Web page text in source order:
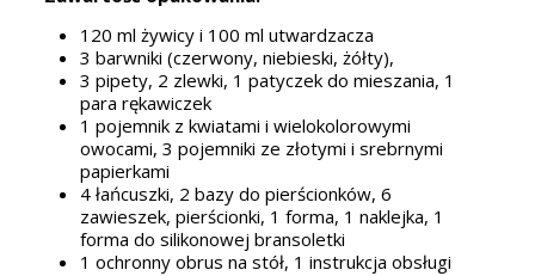
120 ml żywicy i 100 ml utwardzacza
3 barwniki (czerwony, niebieski, żółty),
3 pipety, 2 zlewki, 1 patyczek do mieszania, 1
para rękawiczek
1 pojemnik z kwiatami i wielokolorowymi
owocami, 3 pojemniki ze złotymi i srebrnymi
papierkami
4 łańcuszki, 2 bazy do pierścionków, 6
zawieszek, pierścionki, 1 forma, 1 naklejka, 1
forma do silikonowej bransoletki
1 ochronny obrus na stół, 1 instrukcja obsługi